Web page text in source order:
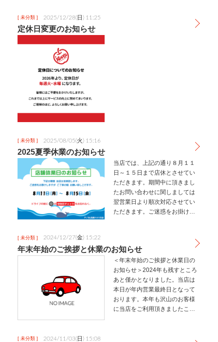
[ 未分類 ] 2025/12/28(日) 11:25
定休日変更のお知らせ
[ 未分類 ] 2025/08/05(火) 15:16
2025夏季休業のお知らせ
当店では、上記の通り８月１１
日～１５日まで店休とさせてい
ただきます。期間中に頂きまし
たお問い合わせに関しましては
翌営業日より順次対応させてい
ただきます。ご迷惑をお掛けい
[ 未分類 ] 2024/12/27(金) 15:22
年末年始のご挨拶と休業のお知らせ
＜年末年始のご挨拶と休業日の
お知らせ＞2024年も残すところ
あと僅かとなりました。当店は
本日が年内営業最終日となって
おります。本年も沢山のお客様
に当店をご利用頂きましたこ
[ 未分類 ] 2024/11/03(日) 15:08